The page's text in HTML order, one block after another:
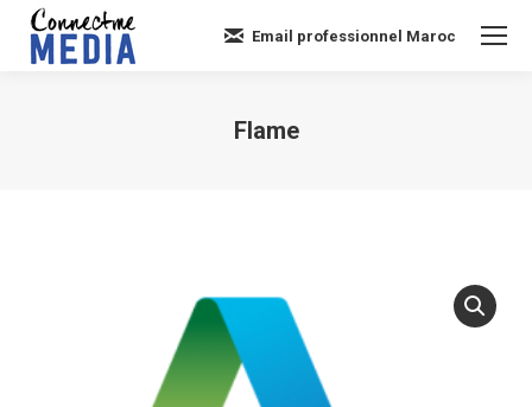
Email professionnel Maroc
Flame